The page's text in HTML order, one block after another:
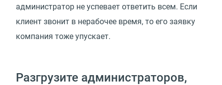
администратор не успевает ответить всем. Если
клиент звонит в нерабочее время, то его заявку
компания тоже упускает.
Разгрузите администраторов,